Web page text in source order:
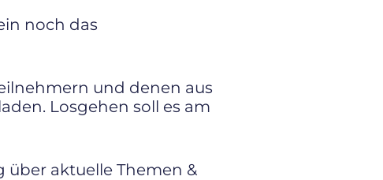
noch das
und denen aus
Losgehen soll es am
über aktuelle Themen &